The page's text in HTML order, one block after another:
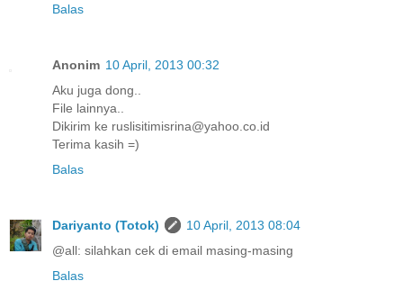
Balas
Anonim 10 April, 2013 00:32
Aku juga dong..
File lainnya..
Dikirim ke ruslisitimisrina@yahoo.co.id
Terima kasih =)
Balas
Dariyanto (Totok)
10 April, 2013 08:04
@all: silahkan cek di email masing-masing
Balas